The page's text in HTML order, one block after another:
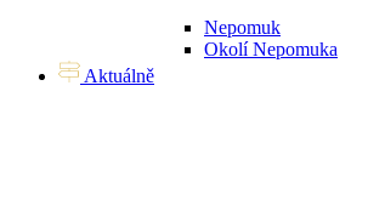
Nepomuk
Okolí Nepomuka
Aktuálně